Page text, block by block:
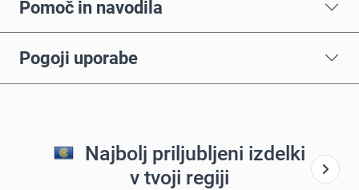
Pomoč in navodila
Pogoji uporabe
Najbolj priljubljeni izdelki
v tvoji regiji